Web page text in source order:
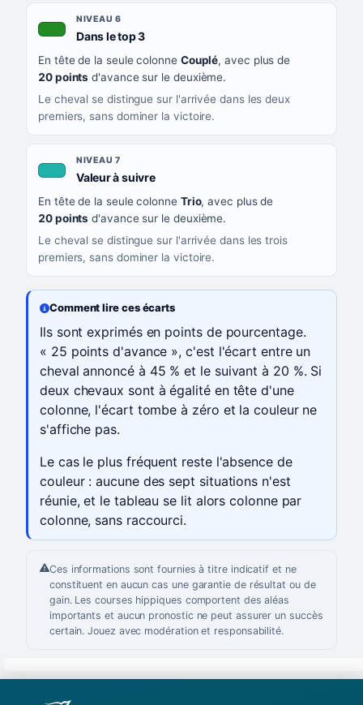
NIVEAU 6
Dans le top 3, couleur verte
En tête de la seule colonne Couplé, avec plus de
20 points d'avance sur le deuxième.
Le cheval se distingue sur l'arrivée dans les deux
premiers, sans dominer la victoire.
NIVEAU 7
Valeur à suivre, couleur turquoise
En tête de la seule colonne Trio, avec plus de
20 points d'avance sur le deuxième.
Le cheval se distingue sur l'arrivée dans les trois
premiers, sans dominer la victoire.
Comment lire ces écarts
Ils sont exprimés en points de pourcentage.
« 25 points d'avance », c'est l'écart entre un
cheval annoncé à 45 % et le suivant à 20 %. Si
deux chevaux sont à égalité en tête d'une
colonne, l'écart tombe à zéro et la couleur ne
s'affiche pas.
Le cas le plus fréquent reste l'absence de
couleur : aucune des sept situations n'est
réunie, et le tableau se lit alors colonne par
colonne, sans raccourci.
Ces informations sont fournies à titre indicatif et ne
constituent en aucun cas une garantie de résultat ou de
gain. Les courses hippiques comportent des aléas
importants et aucun pronostic ne peut assurer un succès
certain. Jouez avec modération et responsabilité.